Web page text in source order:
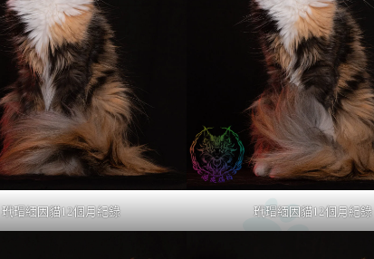
玳瑁緬因貓12個月紀錄 玳瑁緬因貓12個月紀錄